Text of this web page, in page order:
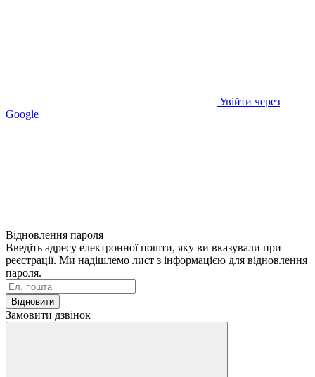
Увійти через
Google
Відновлення пароля
Введіть адресу електронної пошти, яку ви вказували при
реєстрації. Ми надішлемо лист з інформацією для відновлення
пароля.
Відновити
Замовити дзвінок